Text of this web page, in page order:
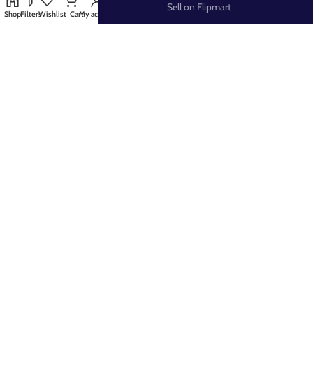
FB Group
Sell on Flipmart
ShopFiltersWishlist CartMy account